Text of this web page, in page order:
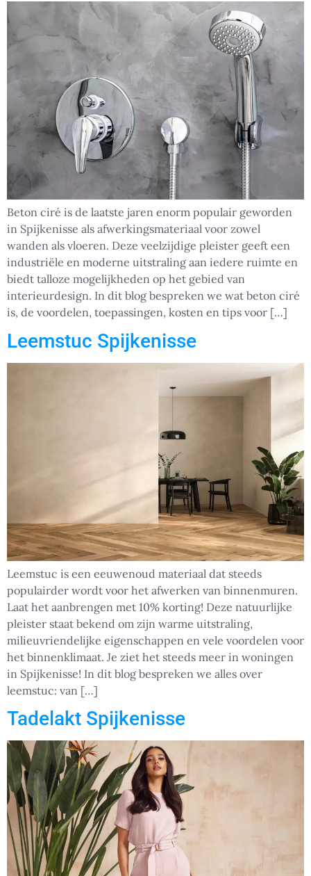
Beton ciré is de laatste jaren enorm populair geworden
in Spijkenisse als afwerkingsmateriaal voor zowel
wanden als vloeren. Deze veelzijdige pleister geeft een
industriële en moderne uitstraling aan iedere ruimte en
biedt talloze mogelijkheden op het gebied van
interieurdesign. In dit blog bespreken we wat beton ciré
is, de voordelen, toepassingen, kosten en tips voor […]
Leemstuc Spijkenisse
Leemstuc is een eeuwenoud materiaal dat steeds
populairder wordt voor het afwerken van binnenmuren.
Laat het aanbrengen met 10% korting! Deze natuurlijke
pleister staat bekend om zijn warme uitstraling,
milieuvriendelijke eigenschappen en vele voordelen voor
het binnenklimaat. Je ziet het steeds meer in woningen
in Spijkenisse! In dit blog bespreken we alles over
leemstuc: van […]
Tadelakt Spijkenisse